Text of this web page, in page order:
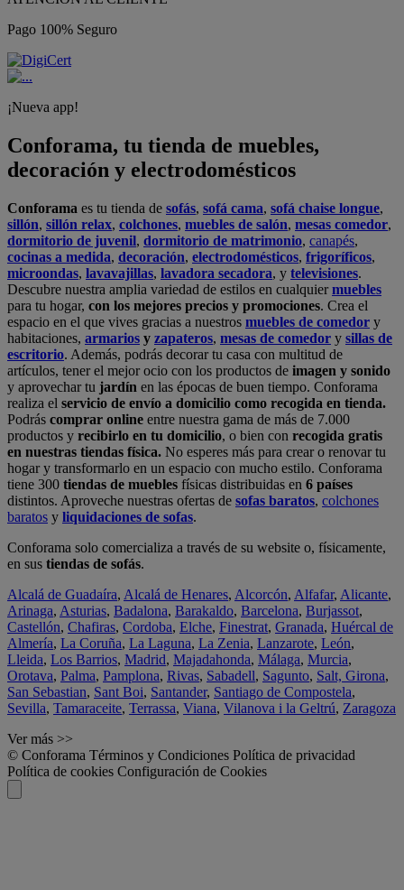
Pago 100% Seguro
¡Nueva app!
Conforama, tu tienda de muebles,
decoración y electrodomésticos
Conforama es tu tienda de sofás, sofá cama, sofá chaise longue,
sillón, sillón relax, colchones, muebles de salón, mesas comedor,
dormitorio de juvenil, dormitorio de matrimonio, canapés,
cocinas a medida, decoración, electrodomésticos, frigoríficos,
microondas, lavavajillas, lavadora secadora, y televisiones.
Descubre nuestra amplia variedad de estilos en cualquiermuebles
para tu hogar, con los mejores precios y promociones. Crea el
espacio en el que vives gracias a nuestros muebles de comedor y
habitaciones, armarios y zapateros, mesas de comedor y sillas de
escritorio. Además, podrás decorar tu casa con multitud de
artículos, tener el mejor ocio con los productos de imagen y sonido
y aprovechar tu jardín en las épocas de buen tiempo. Conforama
realiza el servicio de envío a domicilio como recogida en tienda.
Podrás comprar online entre nuestra gama de más de 7.000
productos y recibirlo en tu domicilio, o bien con recogida gratis
en nuestras tiendas física. No esperes más para crear o renovar tu
hogar y transformarlo en un espacio con mucho estilo. Conforama
tiene 300 tiendas de muebles físicas distribuidas en 6 países
distintos. Aproveche nuestras ofertas de sofas baratos, colchones
baratos y liquidaciones de sofas.
Conforama solo comercializa a través de su website o, físicamente,
en sus tiendas de sofás.
Alcalá de Guadaíra, Alcalá de Henares, Alcorcón, Alfafar, Alicante,
Arinaga, Asturias, Badalona, Barakaldo, Barcelona, Burjassot,
Castellón, Chafiras, Cordoba, Elche, Finestrat, Granada, Huércal de
Almería, La Coruña, La Laguna, La Zenia, Lanzarote, León,
Lleida, Los Barrios, Madrid, Majadahonda, Málaga, Murcia,
Orotava, Palma, Pamplona, Rivas, Sabadell, Sagunto, Salt, Girona,
San Sebastian, Sant Boi, Santander, Santiago de Compostela,
Sevilla, Tamaraceite, Terrassa, Viana, Vilanova i la Geltrú, Zaragoza
Ver más >>
© Conforama Términos y Condiciones Política de privacidad
Política de cookies Configuración de Cookies